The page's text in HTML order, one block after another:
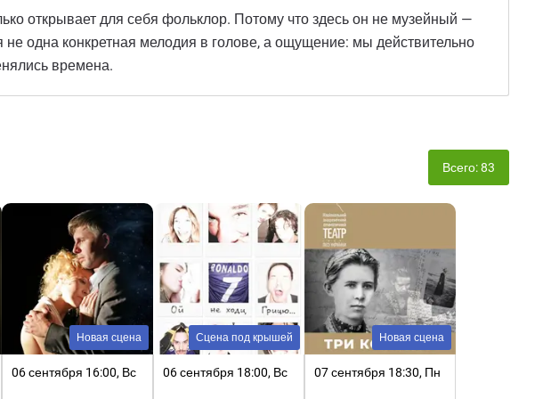
открывает для себя фольклор. Потому что здесь он не музейный —
не одна конкретная мелодия в голове, а ощущение: мы действительно
времена.
Всего: 83
Новая сцена
06 сентября 16:00, Вс
Сцена под крышей
06 сентября 18:00, Вс
Новая сцена
07 сентября 18:30, Пн